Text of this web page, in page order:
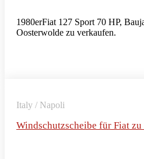
1980erFiat 127 Sport 70 HP,
Oosterwolde zu verkaufen.
Italy / Napoli
Windschutzscheibe für Fiat